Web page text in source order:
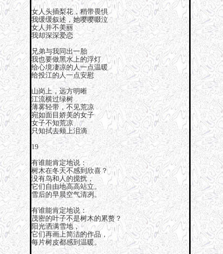
女人头插梨花，稍带畏惧
我缓缓叙述，她嘤嘤啜泣
女人并不美丽
我却深深爱恋
兄弟与我同出一胎
我也要做黑水上的浮灯
给心境凄凉的人一点温暖
给投江的人一点安慰
山岗上，远方明晰
江流横过绿树
薄雾轻带，不见荒凉
宛如面目娇美的女子
女子不知荒凉
只知拭去颊上泪滴
19
有谁能肯定地说：
树木在冬天不感到欣喜？
没有鸟和人的搅扰，
它们自由地高高站立。
雪后的早晨空气清冽。
有谁能肯定地说：
茂密的叶子不是树木的累赘？
阳光洒满雪地，
它们再画上简洁的作品，
每片树皮都感到温暖。